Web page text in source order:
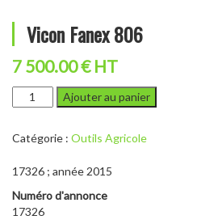
Vicon Fanex 806
7 500.00 € HT
quantité
de
Fanex
Ajouter au panier
Catégorie : Outils Agricole
17326 ; année 2015
Numéro d'annonce
17326